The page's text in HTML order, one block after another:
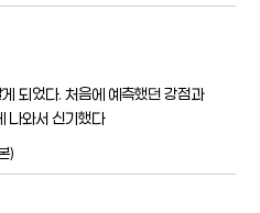
되었다. 처음에 예측했던 강점과
나와서 신기했다
)